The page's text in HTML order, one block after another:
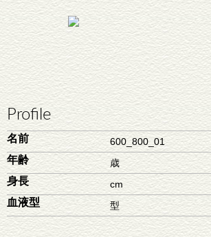
Profile
名前 600_800_01
年齢 歳
身長 cm
血液型 型